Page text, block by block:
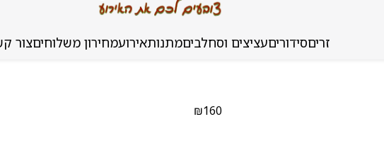
זריםסידוריםעציצים וסחלביםמתנותאירועמחירון משלוחיםצור
₪160